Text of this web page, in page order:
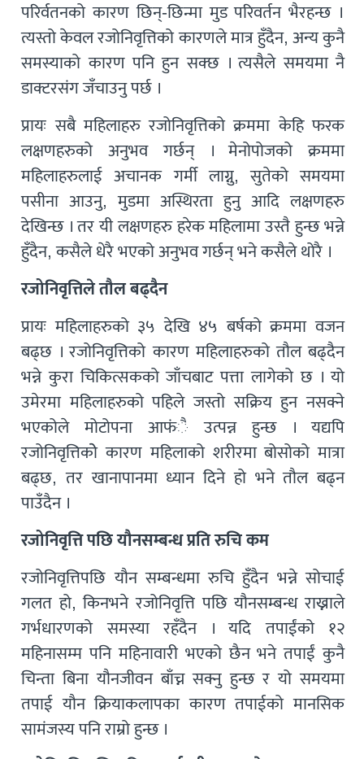
परिर्वतनको कारण छिन्-छिन्मा मुड परिवर्तन भैरहन्छ ।
त्यस्तो केवल रजोनिवृत्तिको कारणले मात्र हुँदैन, अन्य कुनै
समस्याको कारण पनि हुन सक्छ । त्यसैले समयमा नै
डाक्टरसंग जँचाउनु पर्छ ।
प्रायः सबै महिलाहरु रजोनिवृत्तिको क्रममा केहि फरक
लक्षणहरुको अनुभव गर्छन् । मेनोपोजको क्रममा
महिलाहरुलाई अचानक गर्मी लाग्नु, सुतेको समयमा
पसीना आउनु, मुडमा अस्थिरता हुनु आदि लक्षणहरु
देखिन्छ । तर यी लक्षणहरु हरेक महिलामा उस्तै हुन्छ भन्ने
हुँदैन, कसैले धेरै भएको अनुभव गर्छन् भने कसैले थोरै ।
रजोनिवृत्तिले तौल बढ्दैन
प्रायः महिलाहरुको ३५ देखि ४५ बर्षको क्रममा वजन
बढ्छ । रजोनिवृत्तिको कारण महिलाहरुको तौल बढ्दैन
भन्ने कुरा चिकित्सकको जाँचबाट पत्ता लागेको छ । यो
उमेरमा महिलाहरुको पहिले जस्तो सक्रिय हुन नसक्ने
भएकोले मोटोपना आफंै उत्पन्न हुन्छ । यद्यपि
रजोनिवृत्तिकोे कारण महिलाको शरीरमा बोसोको मात्रा
बढ्छ, तर खानापानमा ध्यान दिने हो भने तौल बढ्न
पाउँदैन ।
रजोनिवृत्ति पछि यौनसम्बन्ध प्रति रुचि कम
रजोनिवृत्तिपछि यौन सम्बन्धमा रुचि हुँदैन भन्ने सोचाई
गलत हो, किनभने रजोनिवृत्ति पछि यौनसम्बन्ध राख्नाले
गर्भधारणको समस्या रहँदैन । यदि तपाईंको १२
महिनासम्म पनि महिनावारी भएको छैन भने तपाईं कुनै
चिन्ता बिना यौनजीवन बाँच्न सक्नु हुन्छ र यो समयमा
तपाई यौन क्रियाकलापका कारण तपाईको मानसिक
सामंजस्य पनि राम्रो हुन्छ ।